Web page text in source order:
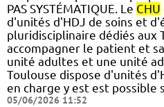
PAS SYSTÉMATIQUE. Le CHU
d'unités d'HDJ de soins et
pluridisciplinaire dédiés aux
accompagner le patient et
unité adultes et une unité
Toulouse dispose d'unités
en charge y est est possible
05/06/2026 11:52